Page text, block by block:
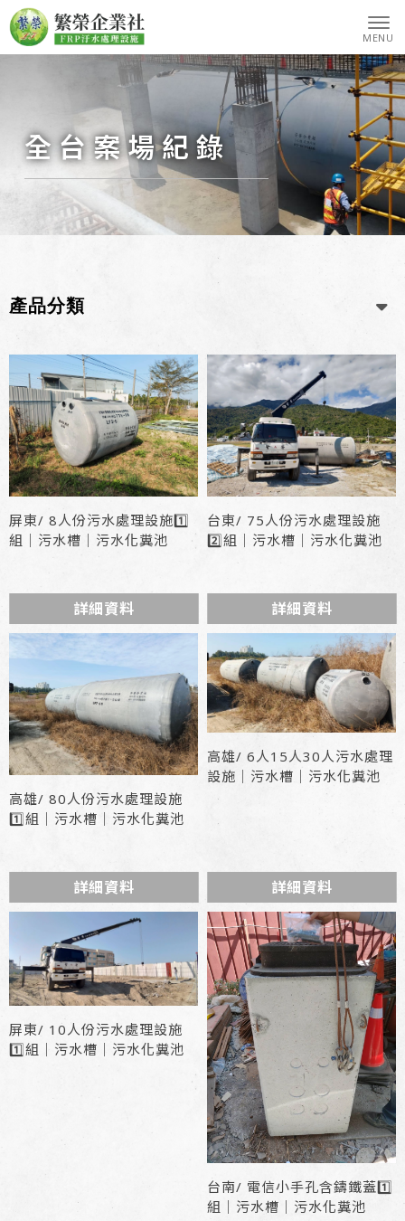
全台案場紀錄
產品分類
屏東/ 8人份污水處理設施1️⃣
組｜污水槽｜污水化糞池
詳細資料
台東/ 75人份污水處理設施
2️⃣組｜污水槽｜污水化糞池
詳細資料
高雄/ 80人份污水處理設施
1️⃣組｜污水槽｜污水化糞池
詳細資料
高雄/ 6人15人30人污水處理
設施｜污水槽｜污水化糞池
詳細資料
屏東/ 10人份污水處理設施
1️⃣組｜污水槽｜污水化糞池
台南/ 電信小手孔含鑄鐵蓋1️⃣
組｜污水槽｜污水化糞池